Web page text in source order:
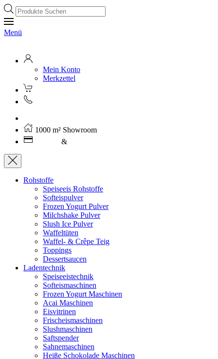
Products
search
Menü
Mein Konto
Merkzettel
1000 m² Showroom
&
Rohstoffe
Speiseeis Rohstoffe
Softeispulver
Frozen Yogurt Pulver
Milchshake Pulver
Slush Ice Pulver
Waffeltüten
Waffel- & Crêpe Teig
Toppings
Dessertsaucen
Ladentechnik
Speiseeistechnik
Softeismaschinen
Frozen Yogurt Maschinen
Acai Maschinen
Eisvitrinen
Frischeismaschinen
Slushmaschinen
Saftspender
Sahnemaschinen
Heiße Schokolade Maschinen